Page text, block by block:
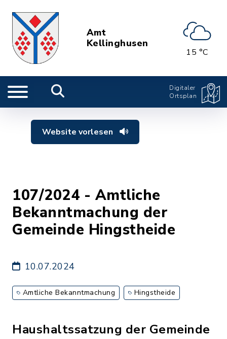
Amt
Kellinghusen
15 °C
Digitaler
Ortsplan
Website vorlesen
107/2024 - Amtliche
Bekanntmachung der
Gemeinde Hingstheide
10.07.2024
Amtliche Bekanntmachung Hingstheide
Haushaltssatzung der Gemeinde